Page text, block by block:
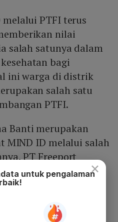
PTFI terus
nilai
salah satunya dalam
bagi
ini warga di distrik
salah satu
PTFI.
Banti merupakan
MIND ID melalui salah
PT Freeport
masyarakat di
memiliki akses ke
memadai dan
×
untuk pengalaman